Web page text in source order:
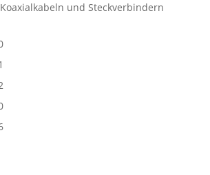
und Steckverbindern